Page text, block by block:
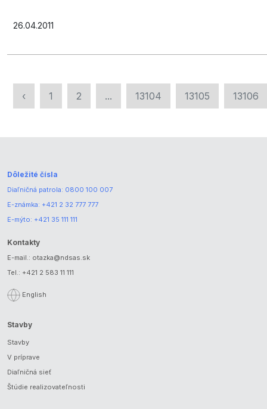
26.04.2011
‹ 1 2 ... 13104 13105 13106
Dôležité čísla
Diaľničná patrola: 0800 100 007
E-známka: +421 2 32 777 777
E-mýto: +421 35 111 111
Kontakty
E-mail.: otazka@ndsas.sk
Tel.: +421 2 583 11 111
English
Stavby
Stavby
V príprave
Diaľničná sieť
Štúdie realizovateľnosti